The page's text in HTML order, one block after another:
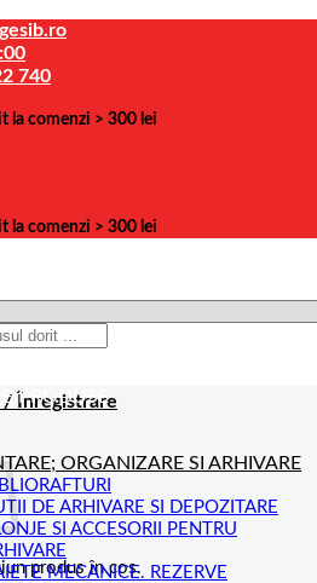
740
la comenzi > 300 lei
la comenzi > 300 lei
Înregistrare
produs în coș.
PRODUSE
ORGANIZARE SI ARHIVARE
DE ARHIVARE SI DEPOZITARE
SI ACCESORII PENTRU
MECANICE. REZERVE